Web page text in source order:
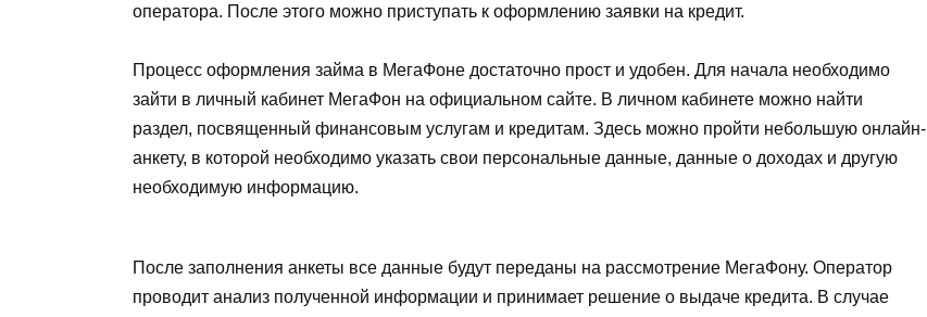
оператора. После этого можно приступать к оформлению заявки на кредит.
Процесс оформления займа в МегаФоне достаточно прост и удобен. Для начала необходимо
зайти в личный кабинет МегаФон на официальном сайте. В личном кабинете можно найти
раздел, посвященный финансовым услугам и кредитам. Здесь можно пройти небольшую онлайн-
анкету, в которой необходимо указать свои персональные данные, данные о доходах и другую
необходимую информацию.
После заполнения анкеты все данные будут переданы на рассмотрение МегаФону. Оператор
проводит анализ полученной информации и принимает решение о выдаче кредита. В случае